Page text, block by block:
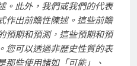
。此外，我們或我們的代表
作出前瞻性陳述。這些前瞻
預期和預測，這些預期和預
您可以透過非歷史性質的表
那些使用諸如「可能」、